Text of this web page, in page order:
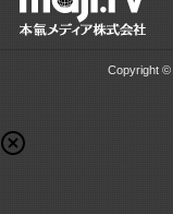
Copyright ©